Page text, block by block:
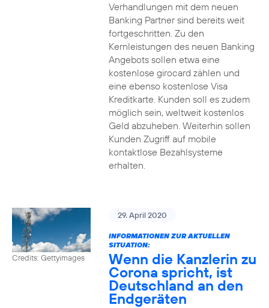
Verhandlungen mit dem neuen
Banking Partner sind bereits weit
fortgeschritten. Zu den
Kernleistungen des neuen Banking
Angebots sollen etwa eine
kostenlose girocard zählen und
eine ebenso kostenlose Visa
Kreditkarte. Kunden soll es zudem
möglich sein, weltweit kostenlos
Geld abzuheben. Weiterhin sollen
Kunden Zugriff auf mobile
kontaktlose Bezahlsysteme
erhalten.
Credits: Gettyimages
29. April 2020
INFORMATIONEN ZUR AKTUELLEN
SITUATION:
Wenn die Kanzlerin zu
Corona spricht, ist
Deutschland an den
Endgeräten